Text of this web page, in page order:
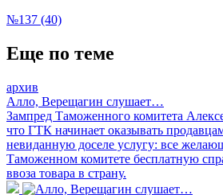
№137 (40)
Еще по теме
архив
Алло, Верещагин слушает…
Зампред Таможенного комитета
что ГТК начинает оказывать
невиданную доселе услугу: все
Таможенном комитете бесплатную
ввоза товара в страну.